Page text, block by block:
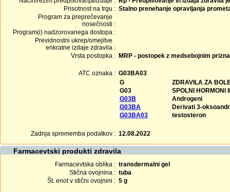
Prisotnost na trgu : Stalno prenehanje opravljanja
Program za preprečevanje
nosečnosti :
Program(i) nadzorovanega dostopa :
Previdnostni ukrep/omejitve
enkratne izdaje zdravila :
Vrsta postopka : MRP - postopek z medsebojnim
ATC oznaka : G03BA03
G
ZDRAVILA ZA
G03
SPOLNI HORMONI
G03B
Androgeni
G03BA
Derivati 3-
G03BA03
testosteron
Zadnja sprememba podatkov : 12.08.2022
Farmacevtski produkti zdravila
Farmacevtska oblika : transdermalni gel
Stična ovojnina : tuba
Št. enot v stični ovojnini : 5 g